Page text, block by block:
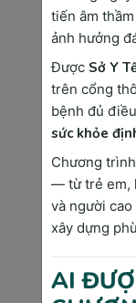
lưu
độ
tiến âm
ảnh hưởng
Được Sở Y
trên cổng
bệnh đủ
sức khỏe
Chương
— từ trẻ em,
và người
xây dựng
AI